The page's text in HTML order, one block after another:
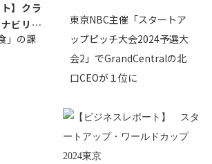
】クラ
ビリテ
」の課
東京NBC主催「スタートア
ップピッチ大会2024予選大
会2」でGrandCentralの北
口CEOが１位に